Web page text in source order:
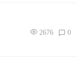
2676 0